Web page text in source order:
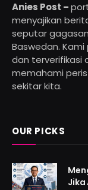
Anies Post –
menyajikan
seputar
Baswedan.
dan terverifikasi
memahami
sekitar kita.
OUR PICKS
Jika